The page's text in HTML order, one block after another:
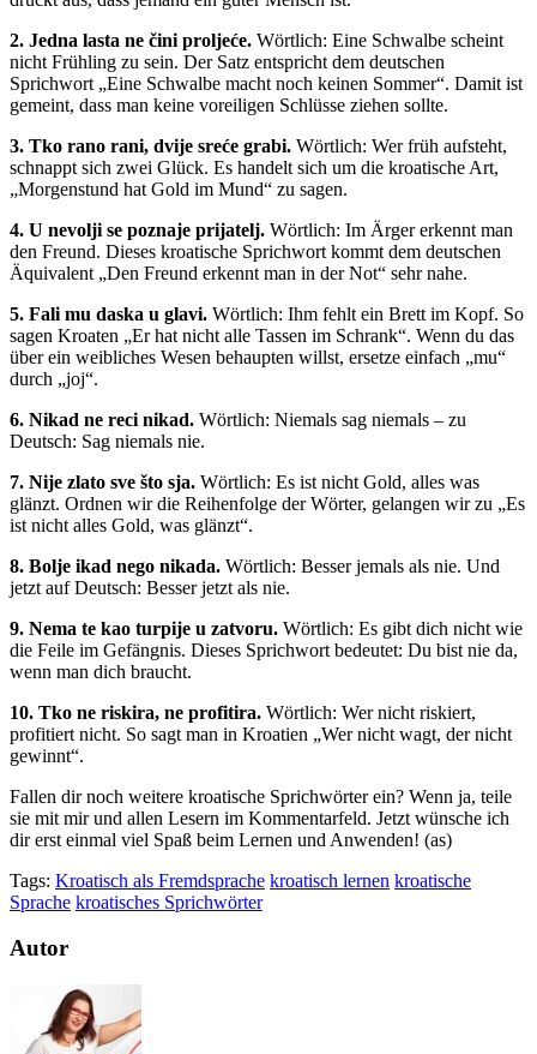
2. Jedna lasta ne čini proljeće. Wörtlich: Eine Schwalbe scheint
nicht Frühling zu sein. Der Satz entspricht dem deutschen
Sprichwort „Eine Schwalbe macht noch keinen Sommer“. Damit ist
gemeint, dass man keine voreiligen Schlüsse ziehen sollte.
3. Tko rano rani, dvije sreće grabi. Wörtlich: Wer früh aufsteht,
schnappt sich zwei Glück. Es handelt sich um die kroatische Art,
„Morgenstund hat Gold im Mund“ zu sagen.
4. U nevolji se poznaje prijatelj. Wörtlich: Im Ärger erkennt man
den Freund. Dieses kroatische Sprichwort kommt dem deutschen
Äquivalent „Den Freund erkennt man in der Not“ sehr nahe.
5. Fali mu daska u glavi. Wörtlich: Ihm fehlt ein Brett im Kopf. So
sagen Kroaten „Er hat nicht alle Tassen im Schrank“. Wenn du das
über ein weibliches Wesen behaupten willst, ersetze einfach „mu“
durch „joj“.
6. Nikad ne reci nikad. Wörtlich: Niemals sag niemals – zu
Deutsch: Sag niemals nie.
7. Nije zlato sve što sja. Wörtlich: Es ist nicht Gold, alles was
glänzt. Ordnen wir die Reihenfolge der Wörter, gelangen wir zu „Es
ist nicht alles Gold, was glänzt“.
8. Bolje ikad nego nikada. Wörtlich: Besser jemals als nie. Und
jetzt auf Deutsch: Besser jetzt als nie.
9. Nema te kao turpije u zatvoru. Wörtlich: Es gibt dich nicht wie
die Feile im Gefängnis. Dieses Sprichwort bedeutet: Du bist nie da,
wenn man dich braucht.
10. Tko ne riskira, ne profitira. Wörtlich: Wer nicht riskiert,
profitiert nicht. So sagt man in Kroatien „Wer nicht wagt, der nicht
gewinnt“.
Fallen dir noch weitere kroatische Sprichwörter ein? Wenn ja, teile
sie mit mir und allen Lesern im Kommentarfeld. Jetzt wünsche ich
dir erst einmal viel Spaß beim Lernen und Anwenden! (as)
Tags: Kroatisch als Fremdsprache kroatisch lernen kroatische
Sprache kroatisches Sprichwörter
Autor